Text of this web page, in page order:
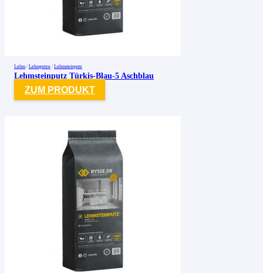
Lehm / Lehmputze / Lehmsteinputz
Lehmsteinputz Türkis-Blau-5 Aschblau
ZUM PRODUKT